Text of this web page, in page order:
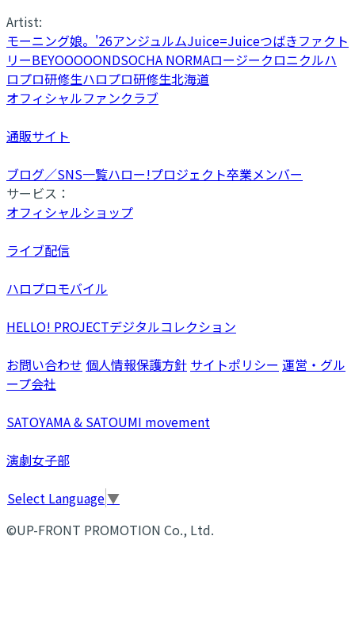
Artist:
モーニング娘。'26アンジュルムJuice=Juiceつばきファクト
リーBEYOOOOONDSOCHA NORMAロージークロニクルハ
ロプロ研修生ハロプロ研修生北海道
オフィシャルファンクラブ
通販サイト
ブログ／SNS一覧ハロー!プロジェクト卒業メンバー
サービス：
オフィシャルショップ
ライブ配信
ハロプロモバイル
HELLO! PROJECTデジタルコレクション
お問い合わせ 個人情報保護方針 サイトポリシー 運営・グル
ープ会社
SATOYAMA & SATOUMI movement
演劇女子部
Select Language▼
©UP-FRONT PROMOTION Co., Ltd.